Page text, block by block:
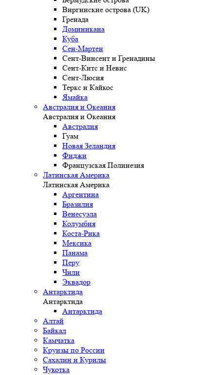
Виргинские острова (UK)
Гренада
Доминикана
Куба
Сен-Мартен
Сент-Винсент и Гренадины
Сент-Китс и Невис
Сент-Люсия
Теркс и Кайкос
Ямайка
Австралия и Океания
Австралия и Океания
Австралия
Гуам
Новая Зеландия
Фиджи
Французская Полинезия
Латинская Америка
Латинская Америка
Аргентина
Бразилия
Венесуэла
Колумбия
Коста-Рика
Мексика
Панама
Перу
Чили
Эквадор
Антарктида
Антарктида
Антарктида
Алтай
Байкал
Камчатка
Круизы по России
Сахалин и Курилы
Чукотка